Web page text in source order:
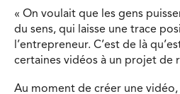
« On voulait que les gens
du sens, qui laisse une trace
l’entrepreneur. C’est de là
certaines vidéos à un projet de
Au moment de créer une